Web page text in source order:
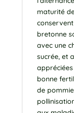
maturité
bretonne
avec une
sucrée, et
bonne
de